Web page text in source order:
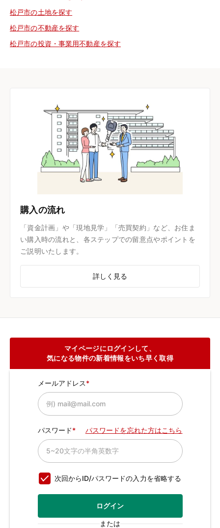
松戸市の土地を探す
松戸市の不動産を探す
松戸市の投資・事業用不動産を探す
購入の流れ
「資金計画」や「現地見学」「売買契約」など、お住ま
い購入時の流れと、各ステップでの留意点やポイントを
ご説明いたします。
詳しく見る
マイページにログインして、
気になる物件の新着情報をいち早く取得
メールアドレス
パスワード パスワードを忘れた方はこちら
次回からID/パスワードの入力を省略する
ログイン
または